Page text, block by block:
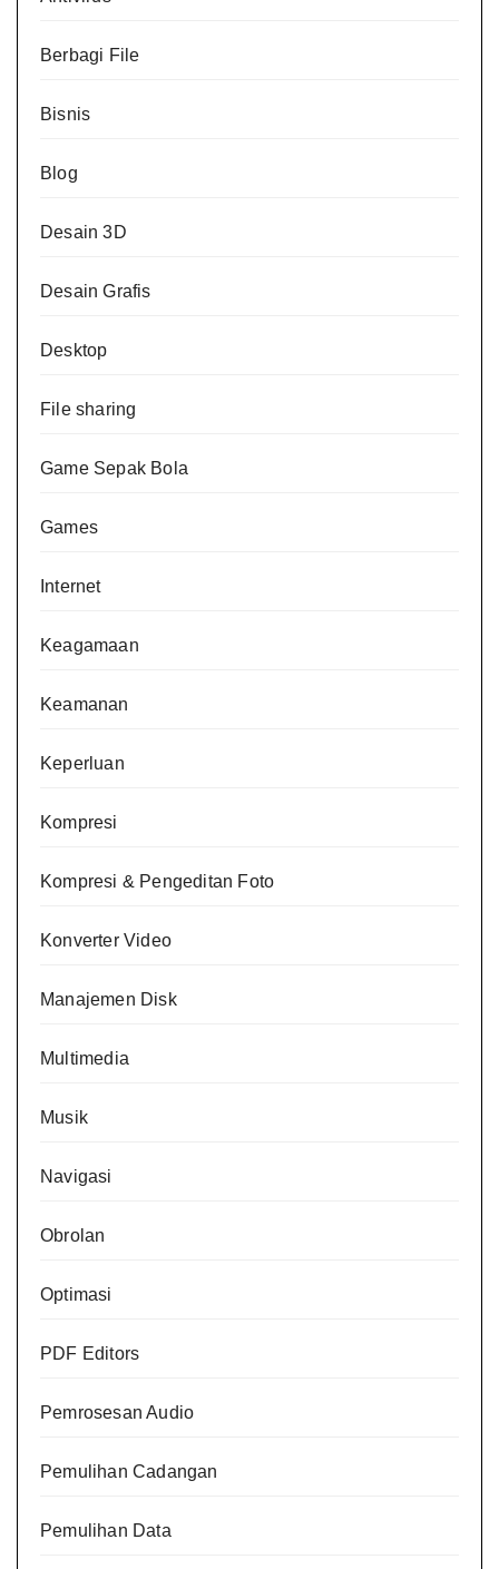
Berbagi File
Bisnis
Blog
Desain 3D
Desain Grafis
Desktop
File sharing
Game Sepak Bola
Games
Internet
Keagamaan
Keamanan
Keperluan
Kompresi
Kompresi & Pengeditan Foto
Konverter Video
Manajemen Disk
Multimedia
Musik
Navigasi
Obrolan
Optimasi
PDF Editors
Pemrosesan Audio
Pemulihan Cadangan
Pemulihan Data